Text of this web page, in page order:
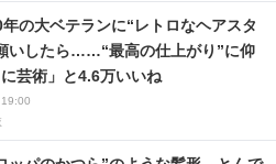
の大ベテランに“レトロなヘアスタ
いしたら……“最高の仕上がり”に仰
芸術」と4.6万いいね